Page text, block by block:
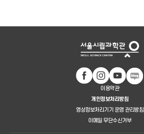
이용약관
개인정보처리방침
영상정보처리기기 운영 관리방침
이메일 무단수신거부